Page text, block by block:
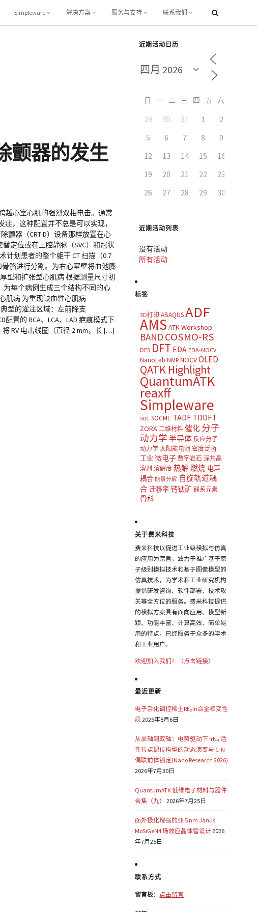
Simpleware 解决方案 服务与支持 联系我们
颤器的发生
越心室心肌的强烈双相电击。通常
，这种配置并不总是可以实现，
颤器（CRT-D）设备那样放置在心
定位或在上腔静脉（SVC）和冠状
计划患者的整个躯干 CT 扫描（0.7
骨骼进行分割。为右心室壁将血池膨
型和扩张型心肌病 根据测量尺寸初
为每个病例生成三个结构不同的心
肌病 为重现缺血性心肌病
型的灌注区域：左前降支
配置的 RCA、LCA、LAD 疤痕模式下
RV 电击线圈（直径 2 mm，长 […]
近期活动日历
日 一 二 三 四 五
29 30 31 1 2
5
6 7 8 9
12
13 14 15 16
19
20 21 22 23
26
27 28 29 30
近期活动列表
没有活动
所有活动
标签
3D打印 ABAQUSADF
AMS ATK Workshop
BAND COSMO-RS
DES DFT EDA EDA-NOCV
NanoLab NMR NOCVOLED
QATK Highlight
QuantumATK
reaxff
Simpleware
SOC SOCME TADF TDDFT
ZORA 二维材料 催化 分子
动力学 半导体 反应分子
动力学 太阳能电池 密度泛函
工业 微电子 数字岩石 深共晶
溶剂 溶解度 热解燃烧 电声
耦合 能量分解 自旋轨道耦
合迁移率钙钛矿 镧系元素
骨科
关于费米科技
费米科技以促进工业级模拟与仿真
的应用为宗旨，致力于推广基于原
子级别模拟技术和基于图像模型的
仿真技术，为学术和工业研究机构
提供研发咨询、软件部署、技术攻
关等全方位的服务。费米科技提供
的模拟方案具有面向应用、模型新
颖、功能丰富、计算高效、简单易
用的特点，已经服务于众多的学术
和工业用户。
欢迎加入我们！（点击链接）
最近更新
电子杂化调控稀土RE₂In合金相变性
质2026年8月6日
从单轴到双轴：电势驱动下 IrN₄ 活
性位点配位构型的动态演变与 C-N
偶联前体锁定(Nano Research 2026)
2026年7月30日
QuantumATK 低维电子材料与器件
合集（九）
2026年7月25日
面外极化增强的亚 5 nm Janus
MoSiGeN4 场效应晶体管设计2026
年7月25日
联系方式
留言板： 点击留言